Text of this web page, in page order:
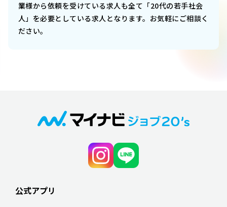
業様から依頼を受けている求人も全て「20代の若手社会
人」を必要としている求人となります。お気軽にご相談く
ださい。
公式アプリ